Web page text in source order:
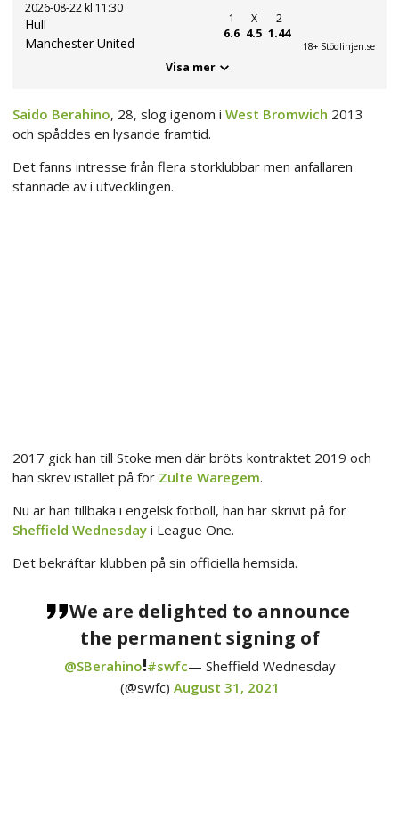
2026-08-22 kl 11:30
Hull
Manchester United
1
6.6
X
4.5
2
1.44
18+ Stödlinjen.se
Visa mer
Saido Berahino, 28, slog igenom i West Bromwich 2013
och spåddes en lysande framtid.
Det fanns intresse från flera storklubbar men anfallaren
stannade av i utvecklingen.
2017 gick han till Stoke men där bröts kontraktet 2019 och
han skrev istället på för Zulte Waregem.
Nu är han tillbaka i engelsk fotboll, han har skrivit på för
Sheffield Wednesday i League One.
Det bekräftar klubben på sin officiella hemsida.
We are delighted to announce
the permanent signing of
@SBerahino!#swfc— Sheffield Wednesday
(@swfc) August 31, 2021